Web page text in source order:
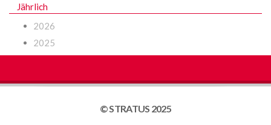
Jährlich
2026
2025
© STRATUS 2025